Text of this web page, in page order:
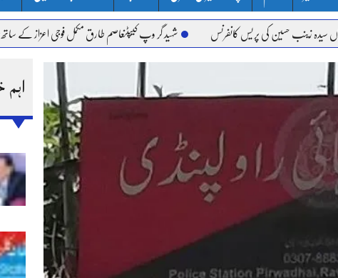
زینب حسین کی پریس کانفرنس شہید گر وپ کیپٹنعاصم طارق مکمل فوجی اعزاز کے ساتھ سپردِ خاک